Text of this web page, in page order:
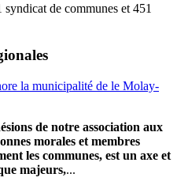
de communes et 451
la municipalité de le Molay-
de notre association aux
morales et membres
les communes, est un axe et
majeurs,...